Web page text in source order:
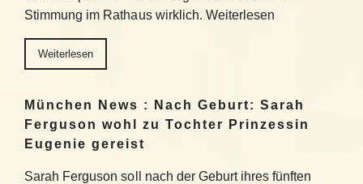
Stimmung im Rathaus wirklich. Weiterlesen
Weiterlesen
München News : Nach Geburt: Sarah
Ferguson wohl zu Tochter Prinzessin
Eugenie gereist
Sarah Ferguson soll nach der Geburt ihres fünften